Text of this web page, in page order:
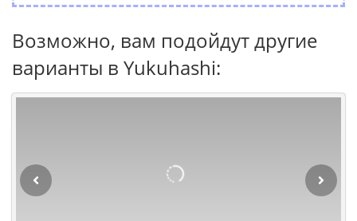
Возможно, вам подойдут другие
варианты в Yukuhashi: